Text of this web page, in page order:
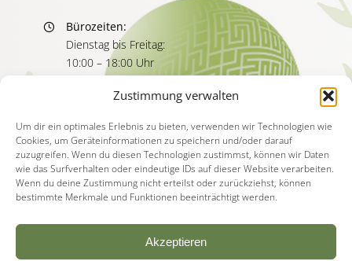
Zustimmung verwalten
Um dir ein optimales Erlebnis zu bieten, verwenden wir Technologien wie
Cookies, um Geräteinformationen zu speichern und/oder darauf
zuzugreifen. Wenn du diesen Technologien zustimmst, können wir Daten
wie das Surfverhalten oder eindeutige IDs auf dieser Website verarbeiten.
Wenn du deine Zustimmung nicht erteilst oder zurückziehst, können
bestimmte Merkmale und Funktionen beeinträchtigt werden.
Akzeptieren
Bürozeiten:
Dienstag bis Freitag:
10:00 – 18:00 Uhr
Sprechzeiten:
11:00 – 13:00 Uhr
15:00 – 17:00 Uhr